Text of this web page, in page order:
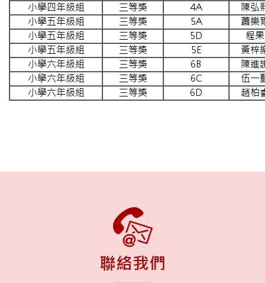
小學四年級組
三等獎 4A
陳弘
小學五年級組
三等獎 5A
蕭樂
小學五年級組
三等獎 5D
程果
小學五年級組
三等獎 5E
黃梓
小學六年級組
三等獎 6B
陳進
小學六年級組
三等獎 6C
伍一
小學六年級組
三等獎 6D 趙柏
聯絡我們